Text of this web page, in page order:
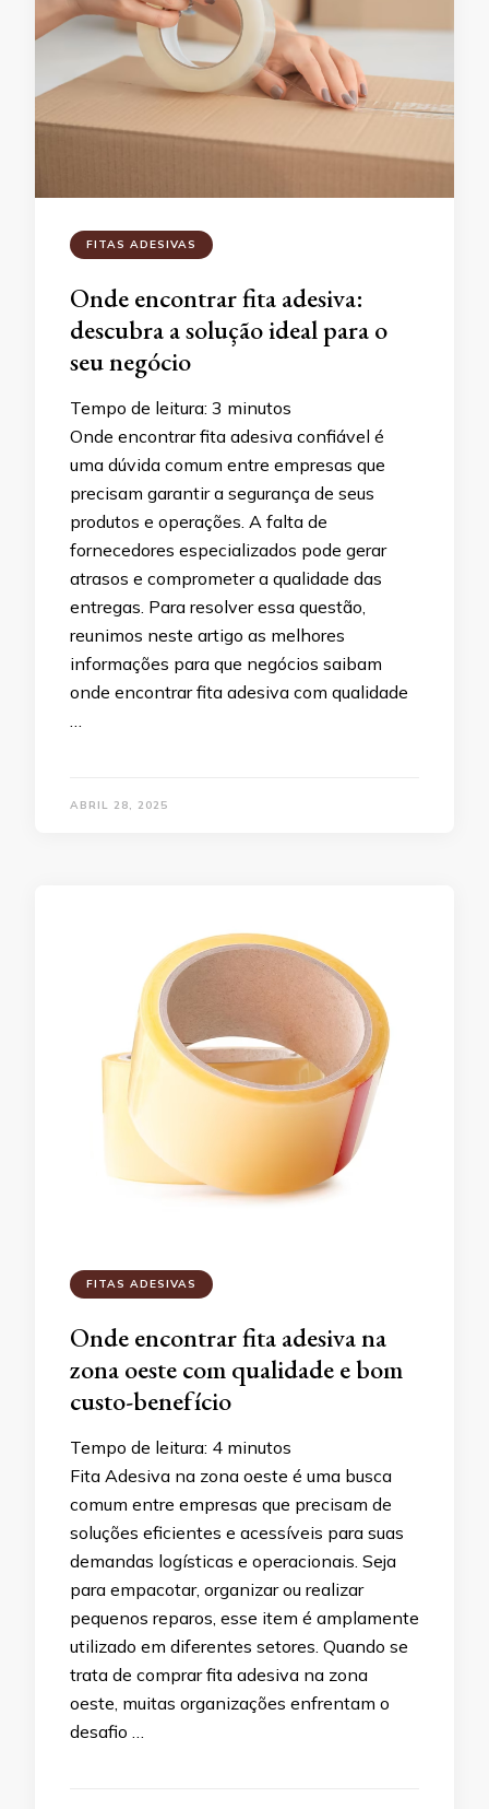
FITAS ADESIVAS
Onde encontrar fita adesiva:
descubra a solução ideal para o
seu negócio
Tempo de leitura: 3 minutos
Onde encontrar fita adesiva confiável é
uma dúvida comum entre empresas que
precisam garantir a segurança de seus
produtos e operações. A falta de
fornecedores especializados pode gerar
atrasos e comprometer a qualidade das
entregas. Para resolver essa questão,
reunimos neste artigo as melhores
informações para que negócios saibam
onde encontrar fita adesiva com qualidade
…
ABRIL 28, 2025
FITAS ADESIVAS
Onde encontrar fita adesiva na
zona oeste com qualidade e bom
custo-benefício
Tempo de leitura: 4 minutos
Fita Adesiva na zona oeste é uma busca
comum entre empresas que precisam de
soluções eficientes e acessíveis para suas
demandas logísticas e operacionais. Seja
para empacotar, organizar ou realizar
pequenos reparos, esse item é amplamente
utilizado em diferentes setores. Quando se
trata de comprar fita adesiva na zona
oeste, muitas organizações enfrentam o
desafio …